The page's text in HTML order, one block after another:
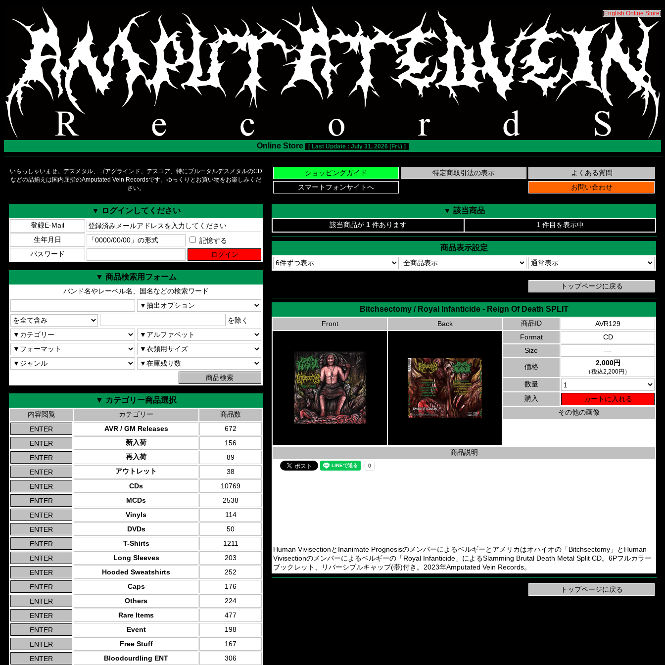
[English Online Store]
Online Store [ Last Update : July 31, 2026 (Fri.) ]
いらっしゃいませ。デスメタル、ゴアグラインド、デスコア、特にブルータルデスメタルのCD
などの品揃えは国内屈指のAmputated Vein Recordsです。ゆっくりとお買い物をお楽しみくだ
さい。
▼ ログインしてください
登録E-Mail
生年月日
記憶する
パスワード
▼ 商品検索用フォーム
バンド名やレーベル名、国名などの検索ワード
を除く
▼ カテゴリー商品選択
内容閲覧 カテゴリー
商品数
AVR / GM Releases
672
新入荷
156
再入荷
89
アウトレット
38
CDs
10769
MCDs
2538
Vinyls
114
DVDs
50
T-Shirts
1211
Long Sleeves
203
Hooded Sweatshirts
252
Caps
176
Others
224
Rare Items
477
Event
198
Free Stuff
167
Bloodcurdling ENT
306
▼ 該当商品
該当商品が 1 件あります 1 件目を表示中
商品表示設定
Bitchsectomy / Royal Infanticide - Reign Of Death SPLIT
Front Back 商品ID
AVR129
Format
CD
Size
---
価格 2,000円
（税込2,200円）
数量
購入
その他の画像
商品説明
Human VivisectionとInanimate Prognosisのメンバーによるベルギーとアメリカはオハイオの「Bitchsectomy」とHuman
Vivisectionのメンバーによるベルギーの「Royal Infanticide」によるSlamming Brutal Death Metal Split CD。6Pフルカラー
ブックレット、リバーシブルキャップ(帯)付き。2023年Amputated Vein Records。